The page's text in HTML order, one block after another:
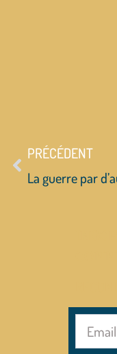
PRÉCÉDENT
La guerre par